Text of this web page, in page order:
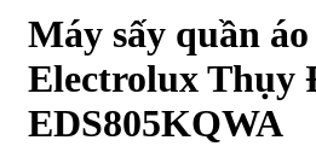
Máy sấy quần
Electrolux Thụy
EDS805KQWA